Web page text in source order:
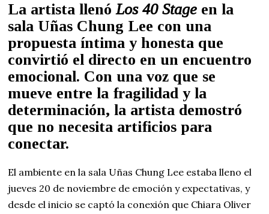
La artista llenóLos 40 Stage en la
sala Uñas Chung Lee con una
propuesta íntima y honesta que
convirtió el directo en un encuentro
emocional. Con una voz que se
mueve entre la fragilidad y la
determinación, la artista demostró
que no necesita artificios para
conectar.
El ambiente en la sala Uñas Chung Lee estaba lleno el
jueves 20 de noviembre de emoción y expectativas, y
desde el inicio se captó la conexión que Chiara Oliver